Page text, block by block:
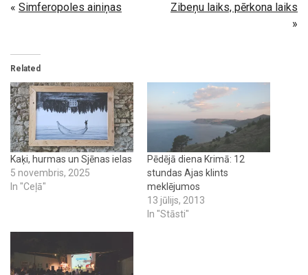
« Simferopoles ainiņas
Zibeņu laiks, pērkona laiks
»
Related
Kaķi, hurmas un Sjēnas ielas
5 novembris, 2025
In "Ceļā"
Pēdējā diena Krimā: 12
stundas Ajas klints
meklējumos
13 jūlijs, 2013
In "Stāsti"